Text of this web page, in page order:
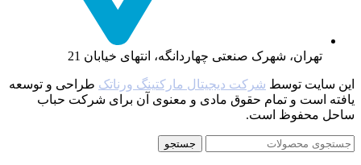
تهران، شهرک صنعتی چهاردانگه، انتهای خیابان 21
این سایت توسط شرکت دیجیتال مارکتینگ ورناتک طراحی و توسعه
یافته‌ است و تمام حقوق مادی و معنوی آن برای شرکت حباب
ساحل محفوظ است.
جستجو